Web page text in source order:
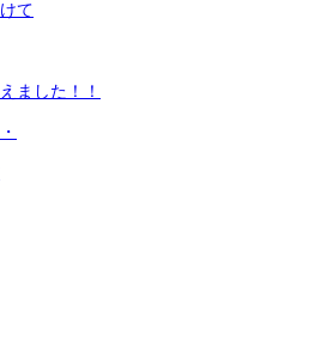
て
ました！！